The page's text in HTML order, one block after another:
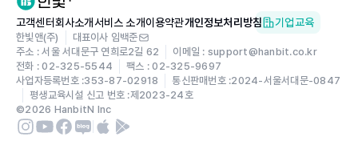
행하는 육아일기 뉴스레터입니다. 초보 아빠지만 열심히 육
아에 참여하며 고군분투 아이와 함께 성장하는 에피소드로
어느덧 1,700명 이상의 구독자가 생긴 뉴스레터이지요.
이 책은 <썬데이 파더스 클럽> 다섯 아빠들이 입을 모아 추
천하는 그림책입니다. 아빠라는 세상이 조금 부족하더라도
아빠라는 존재가 항상 지켜보고, 그 관심과 사랑을 아이가
고객센터회사소개서비스 소개이용약관개인정보처리방침 기업교육
한빛앤(주)
대표이사 임백준
주소 : 서울 서대문구 연희로2길 62
이메일 : support@hanbit.co.kr
전화 : 02-325-5544
팩스 : 02-325-9697
사업자등록번호 :353-87-02918 통신판매번호 :2024-서울서대문-0847
평생교육시설 신고 번호 :제2023-24호
©2026 HanbitN Inc